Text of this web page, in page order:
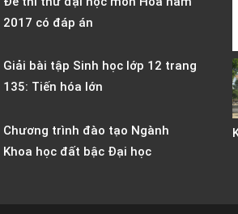
2017 có đáp án
Giải bài tập Sinh học lớp 12 trang
135: Tiến hóa lớn
Chương trình đào tạo Ngành
Khoa học đất bậc Đại học